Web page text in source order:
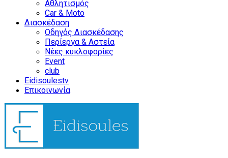
Αθλητισμός
Car & Moto
Διασκέδαση
Οδηγός Διασκέδασης
Περίεργα & Αστεία
Νέες κυκλοφορίες
Event
club
Eidisoulestv
Επικοινωνία